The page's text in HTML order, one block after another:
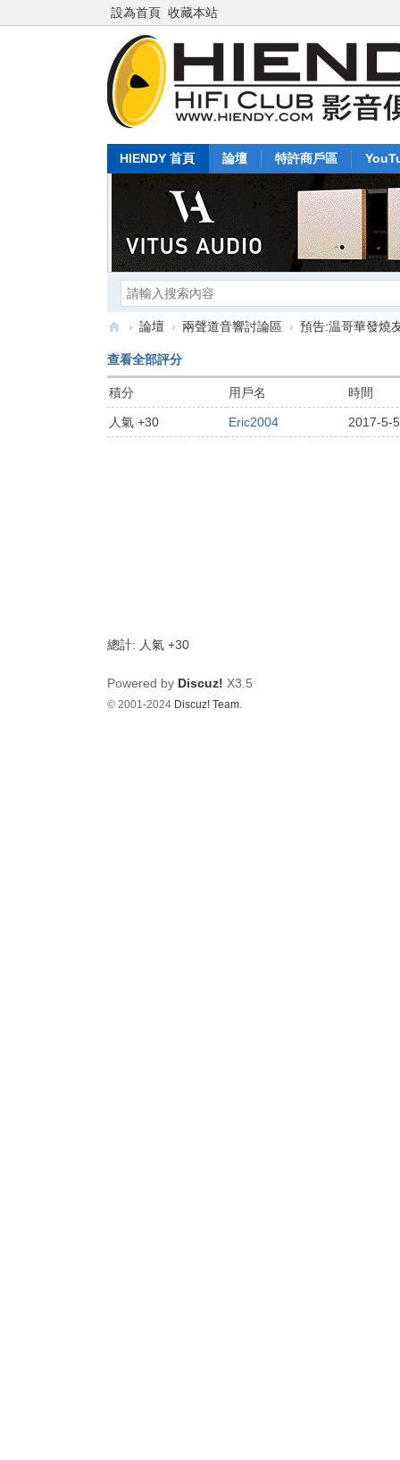
設為首頁 收藏本站
HIENDY 首頁 論壇 特許商戶區
Hi
en
dy
.c
› 論壇 › 兩聲道音響討論區 › 預告:温哥華發燒
查看全部評分
積分 用戶名 時間
人氣 +30 Eric2004 2017-5-
總計: 人氣 +30
Powered by Discuz! X3.5
© 2001-2024 Discuz! Team.